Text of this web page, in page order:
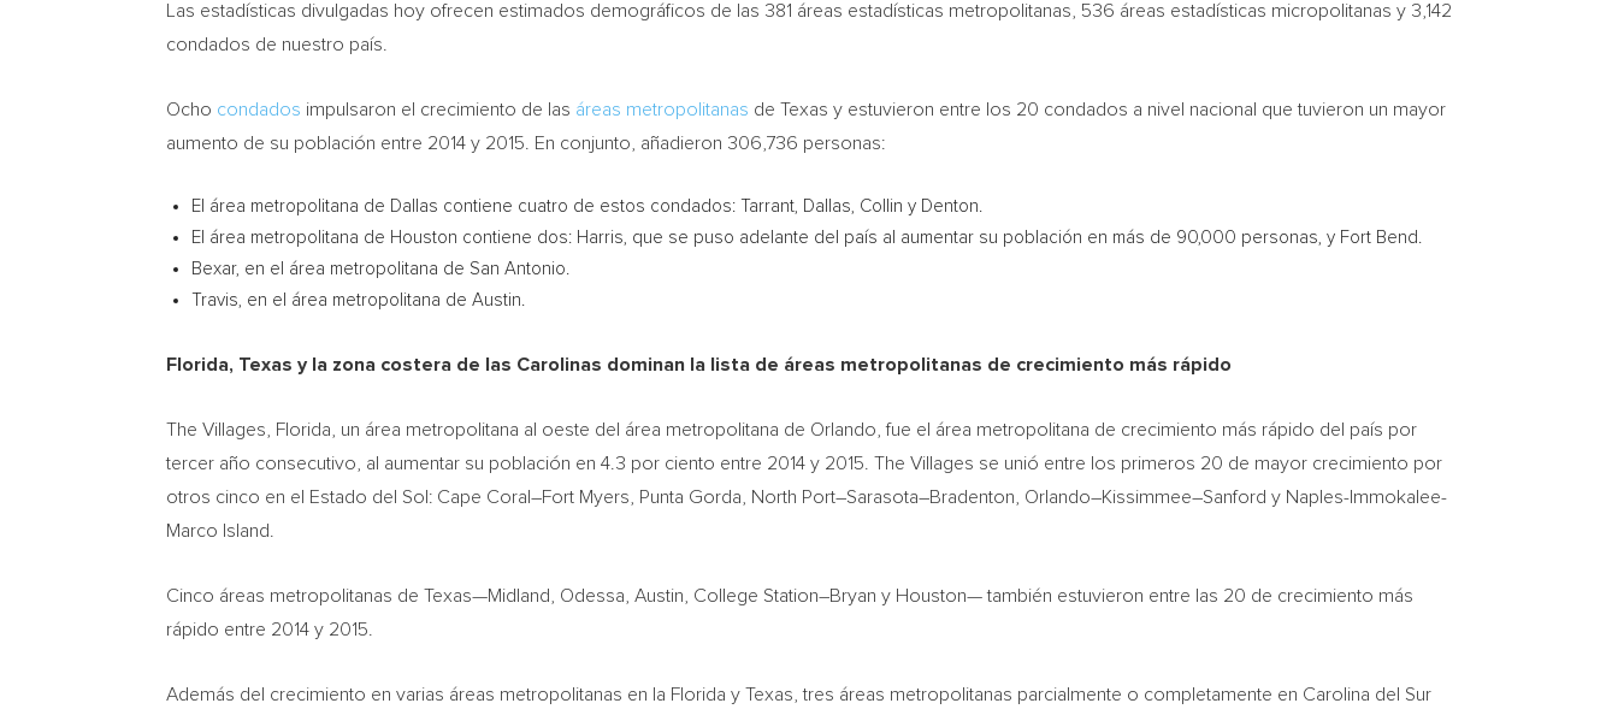
Las estadísticas divulgadas hoy ofrecen estimados demográficos de las 381 áreas estadísticas metropolitanas, 536 áreas estadísticas micropolitanas y 3,142
condados de nuestro país.
Ocho condados impulsaron el crecimiento de las áreas metropolitanas de Texas y estuvieron entre los 20 condados a nivel nacional que tuvieron un mayor
aumento de su población entre 2014 y 2015. En conjunto, añadieron 306,736 personas:
El área metropolitana de Dallas contiene cuatro de estos condados: Tarrant, Dallas, Collin y Denton.
El área metropolitana de Houston contiene dos: Harris, que se puso adelante del país al aumentar su población en más de 90,000 personas, y Fort Bend .
Bexar, en el área metropolitana de San Antonio.
Travis, en el área metropolitana de Austin.
Florida, Texas y la zona costera de las Carolinas dominan la lista de áreas metropolitanas de crecimiento más rápido
The Villages, Florida , un área metropolitana al oeste del área metropolitana de Orlando , fue el área metropolitana de crecimiento más rápido del país por
tercer año consecutivo, al aumentar su población en 4.3 por ciento entre 2014 y 2015. The Villages se unió entre los primeros 20 de mayor crecimiento por
otros cinco en el Estado del Sol: Cape Coral –Fort Myers Punta Gorda North Port–Sarasota–Bradenton Orlando–Kissimmee–Sanford y Naples-Immokalee-
Marco Island.
Cinco áreas metropolitanas de Texas—Midland, Odessa , Austin, College Station–Bryan y Houston— también estuvieron entre las 20 de crecimiento más
rápido entre 2014 y 2015.
Además del crecimiento en varias áreas metropolitanas en la Florida y Texas , tres áreas metropolitanas parcialmente o completamente en Carolina del Sur